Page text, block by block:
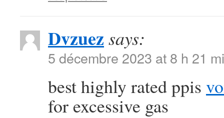
Dvzuez says:
5 décembre 2023 at 8 h 21
best highly rated ppis
for excessive gas